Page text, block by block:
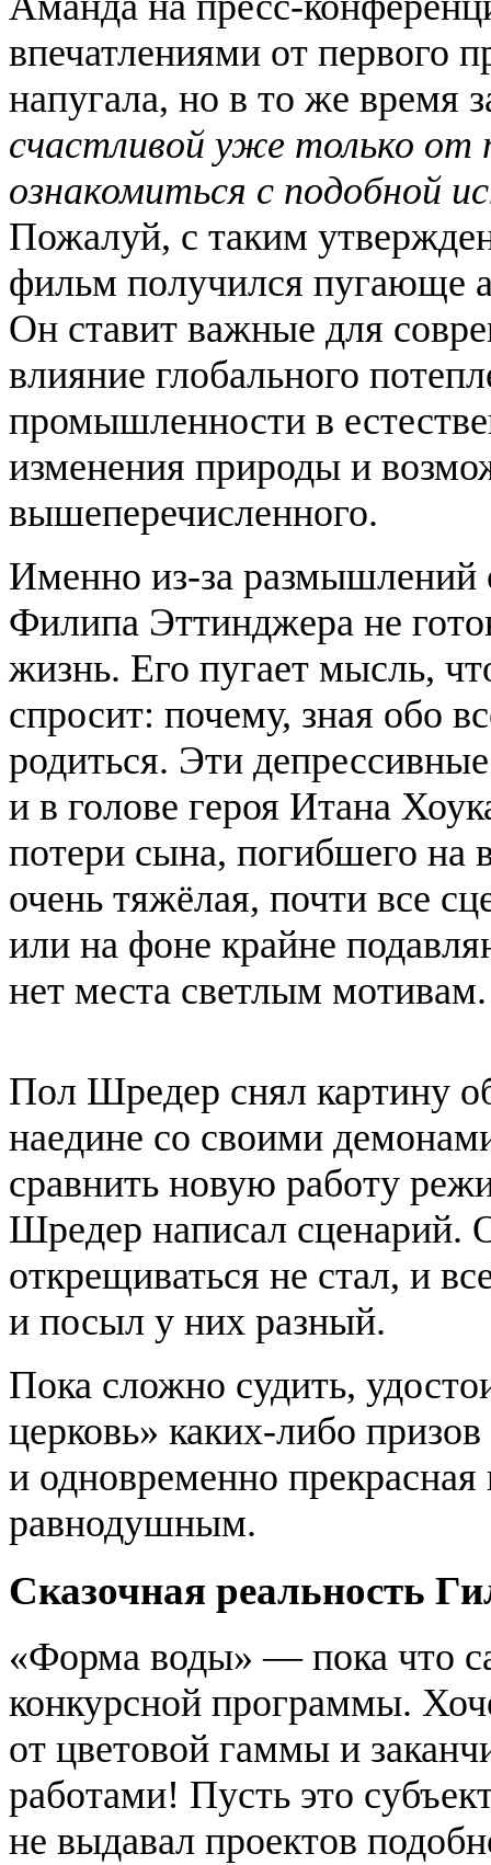
впечатлениями от первого
напугала, но в то же время
счастливой уже только от
ознакомиться с подобной
Пожалуй, с таким
фильм получился пугающе
Он ставит важные для
влияние глобального
промышленности в
изменения природы и
вышеперечисленного.
Именно из-за
Филипа Эттинджера не
жизнь. Eго пугает мысль,
спросит: почему, зная обо
родиться. Эти
и в голове героя Итана
потери сына, погибшего на
очень тяжёлая, почти все
или на фоне крайне
нет места светлым мотивам.
Пол Шредер снял картину
наедине со своими
сравнить новую работу
Шредер написал сценарий.
открещиваться не стал, и
и посыл у них разный.
Пока сложно судить,
церковь» каких-либо
и одновременно прекрасная
равнодушным.
Сказочная реальность
«Форма воды» — пока что
конкурсной программы.
от цветовой гаммы и
работами! Пусть это
не выдавал проектов